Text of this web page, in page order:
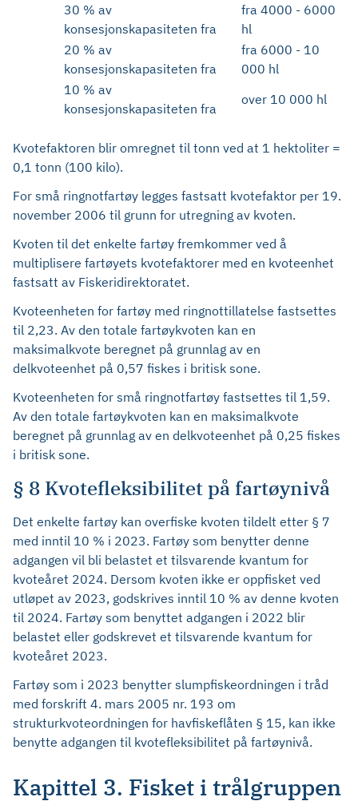
30 % av
konsesjonskapasiteten fra
fra 4000 - 6000
hl
20 % av
konsesjonskapasiteten fra
fra 6000 - 10
000 hl
10 % av
konsesjonskapasiteten fra
over 10 000 hl
Kvotefaktoren blir omregnet til tonn ved at 1 hektoliter =
0,1 tonn (100 kilo).
For små ringnotfartøy legges fastsatt kvotefaktor per 19.
november 2006 til grunn for utregning av kvoten.
Kvoten til det enkelte fartøy fremkommer ved å
multiplisere fartøyets kvotefaktorer med en kvoteenhet
fastsatt av Fiskeridirektoratet.
Kvoteenheten for fartøy med ringnottillatelse fastsettes
til 2,23. Av den totale fartøykvoten kan en
maksimalkvote beregnet på grunnlag av en
delkvoteenhet på 0,57 fiskes i britisk sone.
Kvoteenheten for små ringnotfartøy fastsettes til 1,59.
Av den totale fartøykvoten kan en maksimalkvote
beregnet på grunnlag av en delkvoteenhet på 0,25 fiskes
i britisk sone.
§ 8 Kvotefleksibilitet på fartøynivå
Det enkelte fartøy kan overfiske kvoten tildelt etter § 7
med inntil 10 % i 2023. Fartøy som benytter denne
adgangen vil bli belastet et tilsvarende kvantum for
kvoteåret 2024. Dersom kvoten ikke er oppfisket ved
utløpet av 2023, godskrives inntil 10 % av denne kvoten
til 2024. Fartøy som benyttet adgangen i 2022 blir
belastet eller godskrevet et tilsvarende kvantum for
kvoteåret 2023.
Fartøy som i 2023 benytter slumpfiskeordningen i tråd
med forskrift 4. mars 2005 nr. 193 om
strukturkvoteordningen for havfiskeflåten § 15, kan ikke
benytte adgangen til kvotefleksibilitet på fartøynivå.
Kapittel 3. Fisket i trålgruppen